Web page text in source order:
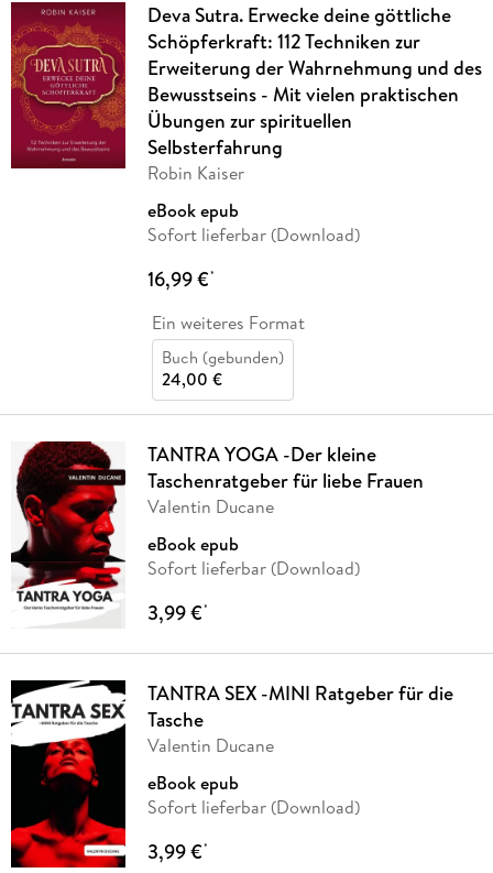
Deva Sutra. Erwecke deine göttliche
Schöpferkraft: 112 Techniken zur
Erweiterung der Wahrnehmung und des
Bewusstseins - Mit vielen praktischen
Übungen zur spirituellen
Selbsterfahrung
Robin Kaiser
eBook epub
Sofort lieferbar (Download)
16,99 €*
Ein weiteres Format
Buch (gebunden)
24,00 €
TANTRA YOGA -Der kleine
Taschenratgeber für liebe Frauen
Valentin Ducane
eBook epub
Sofort lieferbar (Download)
3,99 €*
TANTRA SEX -MINI Ratgeber für die
Tasche
Valentin Ducane
eBook epub
Sofort lieferbar (Download)
3,99 €*